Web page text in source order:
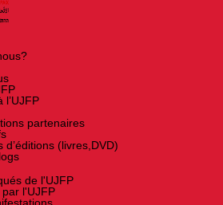
l’UJFP
partenaires
d’éditions (livres,DVD)
de l'UJFP
l'UJFP